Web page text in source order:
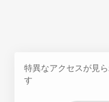
特異なアクセスが見
す